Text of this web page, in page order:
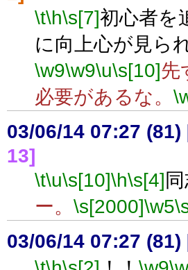
\t\h\s[7]初心者を
に向上心が見ら
\w9\w9\u\s[10]先
必要があるな。
03/06/14 07:27 (81)
13]
\t\u\s[10]\h\s[4]
ー。 \s[2000]\w5
03/06/14 07:27 (81)